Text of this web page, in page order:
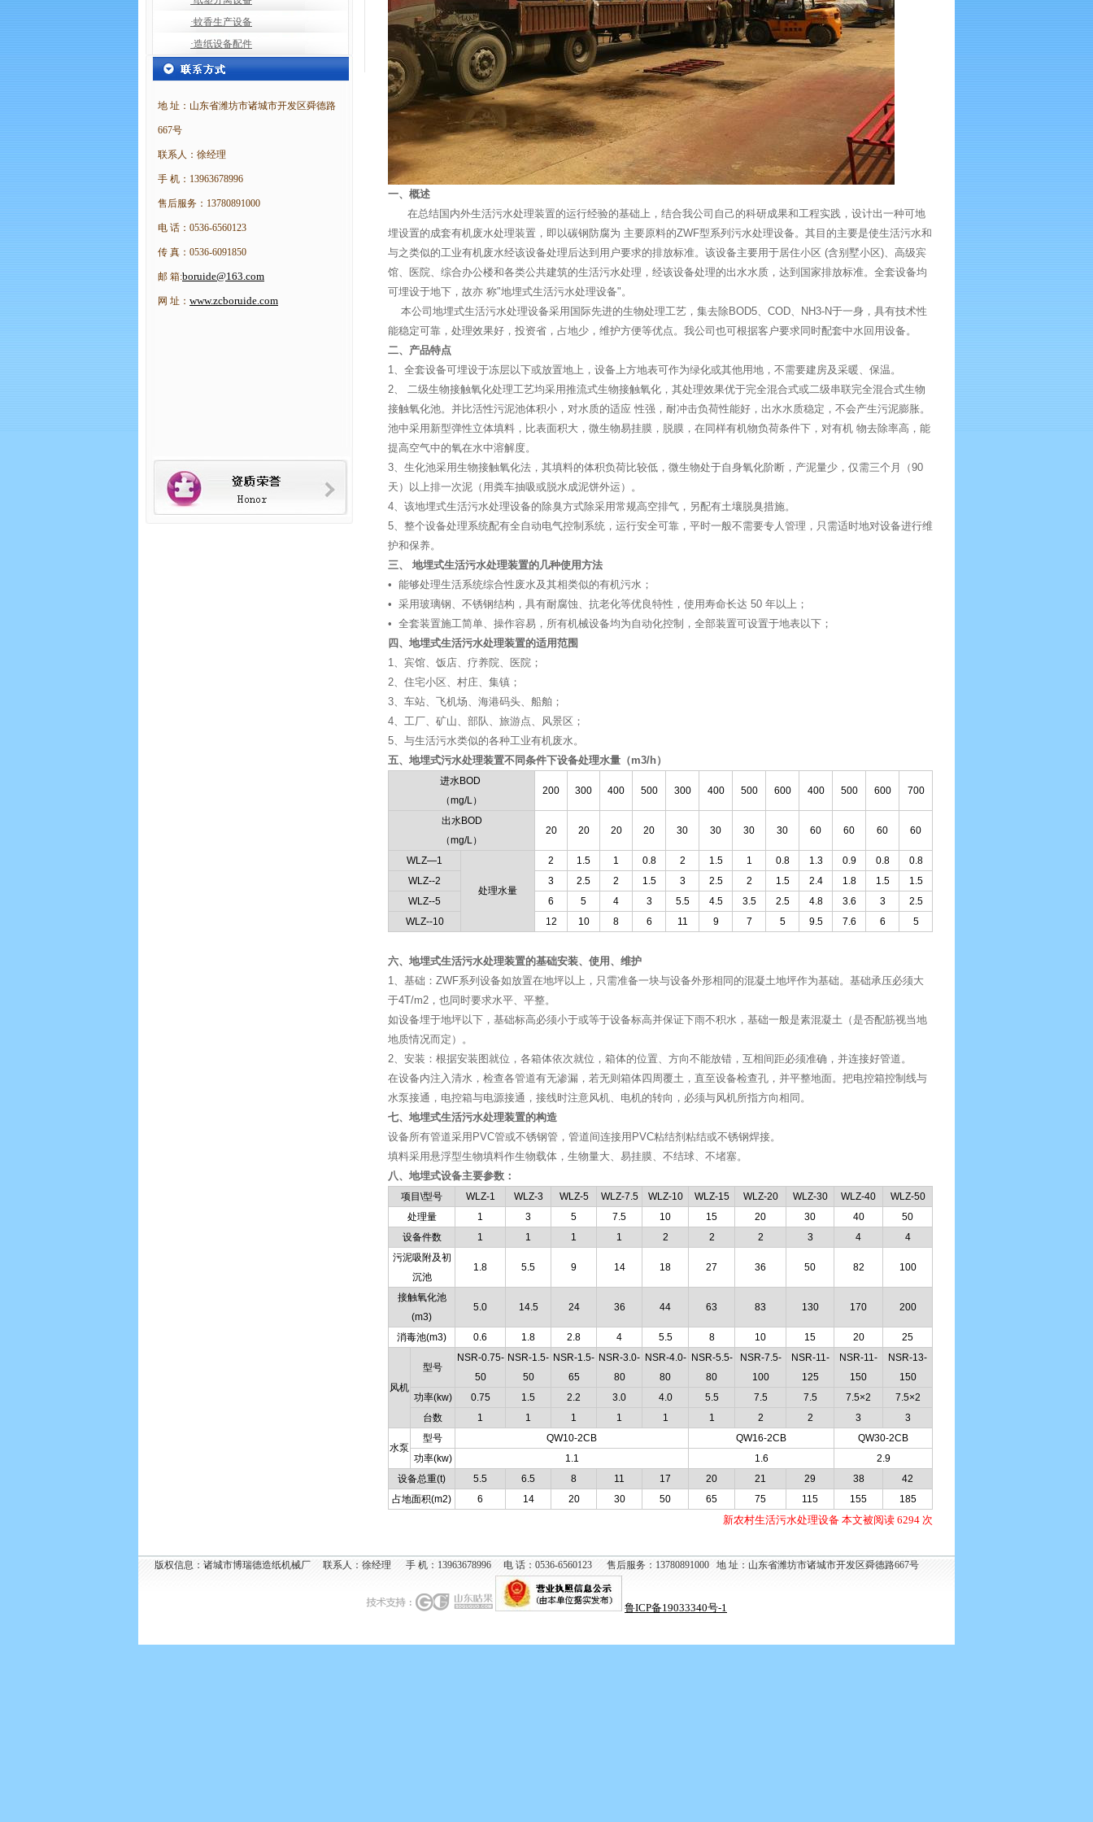
·蚊香生产设备
·造纸设备配件
地 址：山东省潍坊市诸城市开发区舜德路
667号
联系人：徐经理
手 机：13963678996
售后服务：13780891000
电 话：0536-6560123
传 真：0536-6091850
邮 箱:boruide@163.com
网 址： www.zcboruide.com
一、概述
在总结国内外生活污水处理装置的运行经验的基础上，结合我公司自己的科研成果和工程实践，设计出一种可地
埋设置的成套有机废水处理装置，即以碳钢防腐为 主要原料的ZWF型系列污水处理设备。其目的主要是使生活污水和
与之类似的工业有机废水经该设备处理后达到用户要求的排放标准。该设备主要用于居住小区 (含别墅小区)、高级宾
馆、医院、综合办公楼和各类公共建筑的生活污水处理，经该设备处理的出水水质，达到国家排放标准。全套设备均
可埋设于地下，故亦 称"地埋式生活污水处理设备"。
本公司地埋式生活污水处理设备采用国际先进的生物处理工艺，集去除BOD5、COD、NH3-N于一身，具有技术性
能稳定可靠，处理效果好，投资省，占地少，维护方便等优点。我公司也可根据客户要求同时配套中水回用设备。
二、产品特点
1、全套设备可埋设于冻层以下或放置地上，设备上方地表可作为绿化或其他用地，不需要建房及采暖、保温。
2、 二级生物接触氧化处理工艺均采用推流式生物接触氧化，其处理效果优于完全混合式或二级串联完全混合式生物
接触氧化池。并比活性污泥池体积小，对水质的适应 性强，耐冲击负荷性能好，出水水质稳定，不会产生污泥膨胀。
池中采用新型弹性立体填料，比表面积大，微生物易挂膜，脱膜，在同样有机物负荷条件下，对有机 物去除率高，能
提高空气中的氧在水中溶解度。
3、生化池采用生物接触氧化法，其填料的体积负荷比较低，微生物处于自身氧化阶断，产泥量少，仅需三个月（90
天）以上排一次泥（用粪车抽吸或脱水成泥饼外运）。
4、该地埋式生活污水处理设备的除臭方式除采用常规高空排气，另配有土壤脱臭措施。
5、整个设备处理系统配有全自动电气控制系统，运行安全可靠，平时一般不需要专人管理，只需适时地对设备进行维
护和保养。
三、 地埋式生活污水处理装置的几种使用方法
• 能够处理生活系统综合性废水及其相类似的有机污水；
• 采用玻璃钢、不锈钢结构，具有耐腐蚀、抗老化等优良特性，使用寿命长达 50 年以上；
• 全套装置施工简单、操作容易，所有机械设备均为自动化控制，全部装置可设置于地表以下；
四、地埋式生活污水处理装置的适用范围
1、宾馆、饭店、疗养院、医院；
2、住宅小区、村庄、集镇；
3、车站、飞机场、海港码头、船舶；
4、工厂、矿山、部队、旅游点、风景区；
5、与生活污水类似的各种工业有机废水。
五、地埋式污水处理装置不同条件下设备处理水量（m3/h）
进水BOD
（mg/L）
200 300 400 500 300 400 500 600 400 500 600 700
出水BOD
（mg/L）
20 20 20 20 30 30 30 30 60 60 60 60
WLZ—1
处理水量
2 1.5 1 0.8 2 1.5 1 0.8 1.3 0.9 0.8
0.8
WLZ--2
3 2.5 2 1.5 3 2.5 2 1.5 2.4 1.8 1.5
1.5
WLZ--5
6 5 4 3 5.5 4.5 3.5 2.5 4.8 3.6 3
2.5
WLZ--10
12 10 8 6 11 9 7 5 9.5 7.6 6 5
六、地埋式生活污水处理装置的基础安装、使用、维护
1、基础：ZWF系列设备如放置在地坪以上，只需准备一块与设备外形相同的混凝土地坪作为基础。基础承压必须大
于4T/m2，也同时要求水平、平整。
如设备埋于地坪以下，基础标高必须小于或等于设备标高并保证下雨不积水，基础一般是素混凝土（是否配筋视当地
地质情况而定）。
2、安装：根据安装图就位，各箱体依次就位，箱体的位置、方向不能放错，互相间距必须准确，并连接好管道。
在设备内注入清水，检查各管道有无渗漏，若无则箱体四周覆土，直至设备检查孔，并平整地面。把电控箱控制线与
水泵接通，电控箱与电源接通，接线时注意风机、电机的转向，必须与风机所指方向相同。
七、地埋式生活污水处理装置的构造
设备所有管道采用PVC管或不锈钢管，管道间连接用PVC粘结剂粘结或不锈钢焊接。
填料采用悬浮型生物填料作生物载体，生物量大、易挂膜、不结球、不堵塞。
八、地埋式设备主要参数：
项目\型号 WLZ-1 WLZ-3 WLZ-5 WLZ-7.5 WLZ-10 WLZ-15 WLZ-20 WLZ-30 WLZ-40
WLZ-50
处理量
1 3 5 7.5 10 15 20 30 40
50
设备件数
1 1 1 1 2 2 2 3 4
4
污泥吸附及初
沉池
1.8 5.5 9 14 18 27 36 50 82 100
接触氧化池
(m3)
5.0 14.5 24 36 44 63 83 130 170 200
消毒池(m3) 0.6 1.8 2.8 4 5.5 8 10 15 20 25
风机
型号
NSR-0.75-
50
NSR-1.5-
50
NSR-1.5-
65
NSR-3.0-
80
NSR-4.0-
80
NSR-5.5-
80
NSR-7.5-
100
NSR-11-
125
NSR-11-
150
NSR-13-
150
功率(kw)
0.75 1.5 2.2 3.0 4.0 5.5 7.5 7.5 7.5×2
7.5×2
台数
1 1 1 1 1 1 2 2 3 3
水泵
型号 QW10-2CB QW16-2CB
QW30-2CB
功率(kw)
1.1 1.6
2.9
设备总重(t)
5.5 6.5 8 11 17 20 21 29 38
42
占地面积(m2)
6 14 20 30 50 65 75 115 155 185
新农村生活污水处理设备 本文被阅读 6294 次
版权信息：诸城市博瑞德造纸机械厂 联系人：徐经理 手 机：13963678996 电 话：0536-6560123 售后服务：13780891000 地 址：山东省潍坊市诸城市开发区舜德路667号
鲁ICP备19033340号-1